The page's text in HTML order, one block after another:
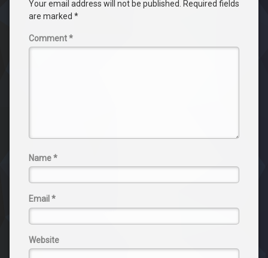
Your email address will not be published.
Required fields
are marked *
Comment*
Name*
Email *
Website